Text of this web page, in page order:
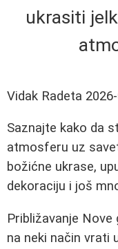
ukrasiti
Vidak Radeta
Saznajte kako da
atmosferu uz
božićne ukrase,
dekoraciju i još
Približavanje
na neki način vrati